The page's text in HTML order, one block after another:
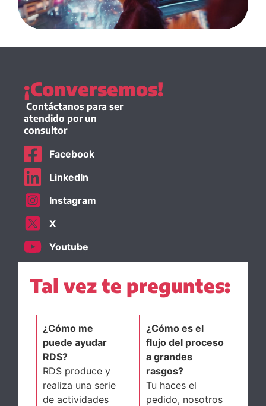
¡Conversemos!
Contáctanos para ser
atendido por un
consultor
Facebook
LinkedIn
Instagram
X
Youtube
Tal vez te preguntes:
¿Cómo me
puede ayudar
RDS?
RDS produce y
realiza una serie
de actividades
¿Cómo es el
flujo del proceso
a grandes
rasgos?
Tu haces el
pedido, nosotros